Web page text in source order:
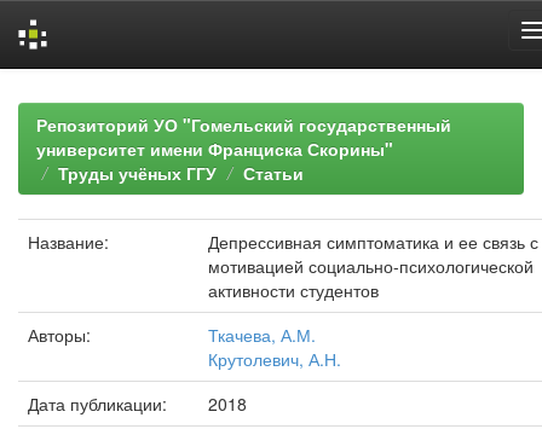
navigationРепозиторий УО "Гомельский государственный
университет имени Франциска Скорины"
Труды учёных ГГУ
Статьи
Название:
Депрессивная симптоматика и ее связь с
мотивацией социально-психологической
активности студентов
Авторы:
Ткачева, А.М.
Крутолевич, А.Н.
Дата публикации:
2018